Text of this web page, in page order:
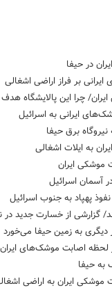
در حیفا
بر فراز اراضی اشغالی
چرا این پالایشگاه هدف
ایرانی به اسرائیل
برق حیفا
به ایلات اشغالی
موشکی ایران
آسمان اسرائیل
پهپاد به جنوب اسرائیل
گزارشی از خسارت جدید
به زمین حیفا می‌خورد
اصابت موشک‌های ایران
به حیفا
ایران به اراضی